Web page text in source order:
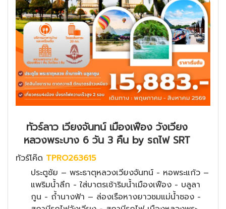
ทัวร์ลาว เวียงจันทน์ เมืองเฟือง วังเวียง
หลวงพระบาง 6 วัน 3 คืน by รถไฟ SRT
ทัวร์โค๊ด TPRO263615
ประตูชัย – พระธาตุหลวงเวียงจันทน์ - หอพระแก้ว –
แพริมน้ำลึก - ใส่บาตรเช้าริมน้ำเมืองเฟือง - บลูลา
กูน - ถ้ำนางฟ้า – ล่องเรือหางยาวชมแม่น้ำซอง -